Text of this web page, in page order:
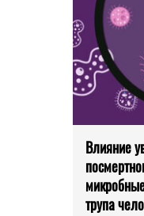
Влияние
трупа